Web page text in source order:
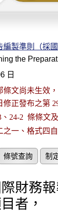
編製準則（採
the
日
文尚未生效
修正發布之第
、24-2  條條
之一、格式四
條號查詢 制
財務
者，